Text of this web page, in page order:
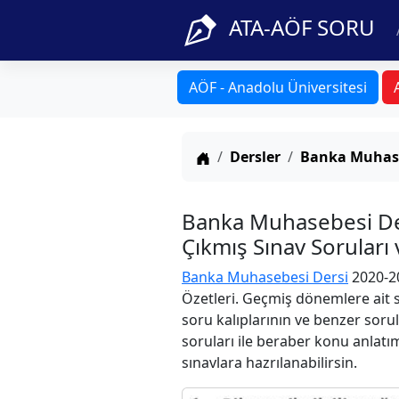
ATA-AÖF SORU
AÖF - Anadolu Üniversitesi
Anasayfa
Dersler Banka
Banka Muhasebesi
Çıkmış Sınav
Banka Muhasebesi Dersi 2020-
Özetleri. Geçmiş dönemlere ait
soru kalıplarının ve benzer
soruları ile beraber konu
sınavlara hazrılanabilirsin.